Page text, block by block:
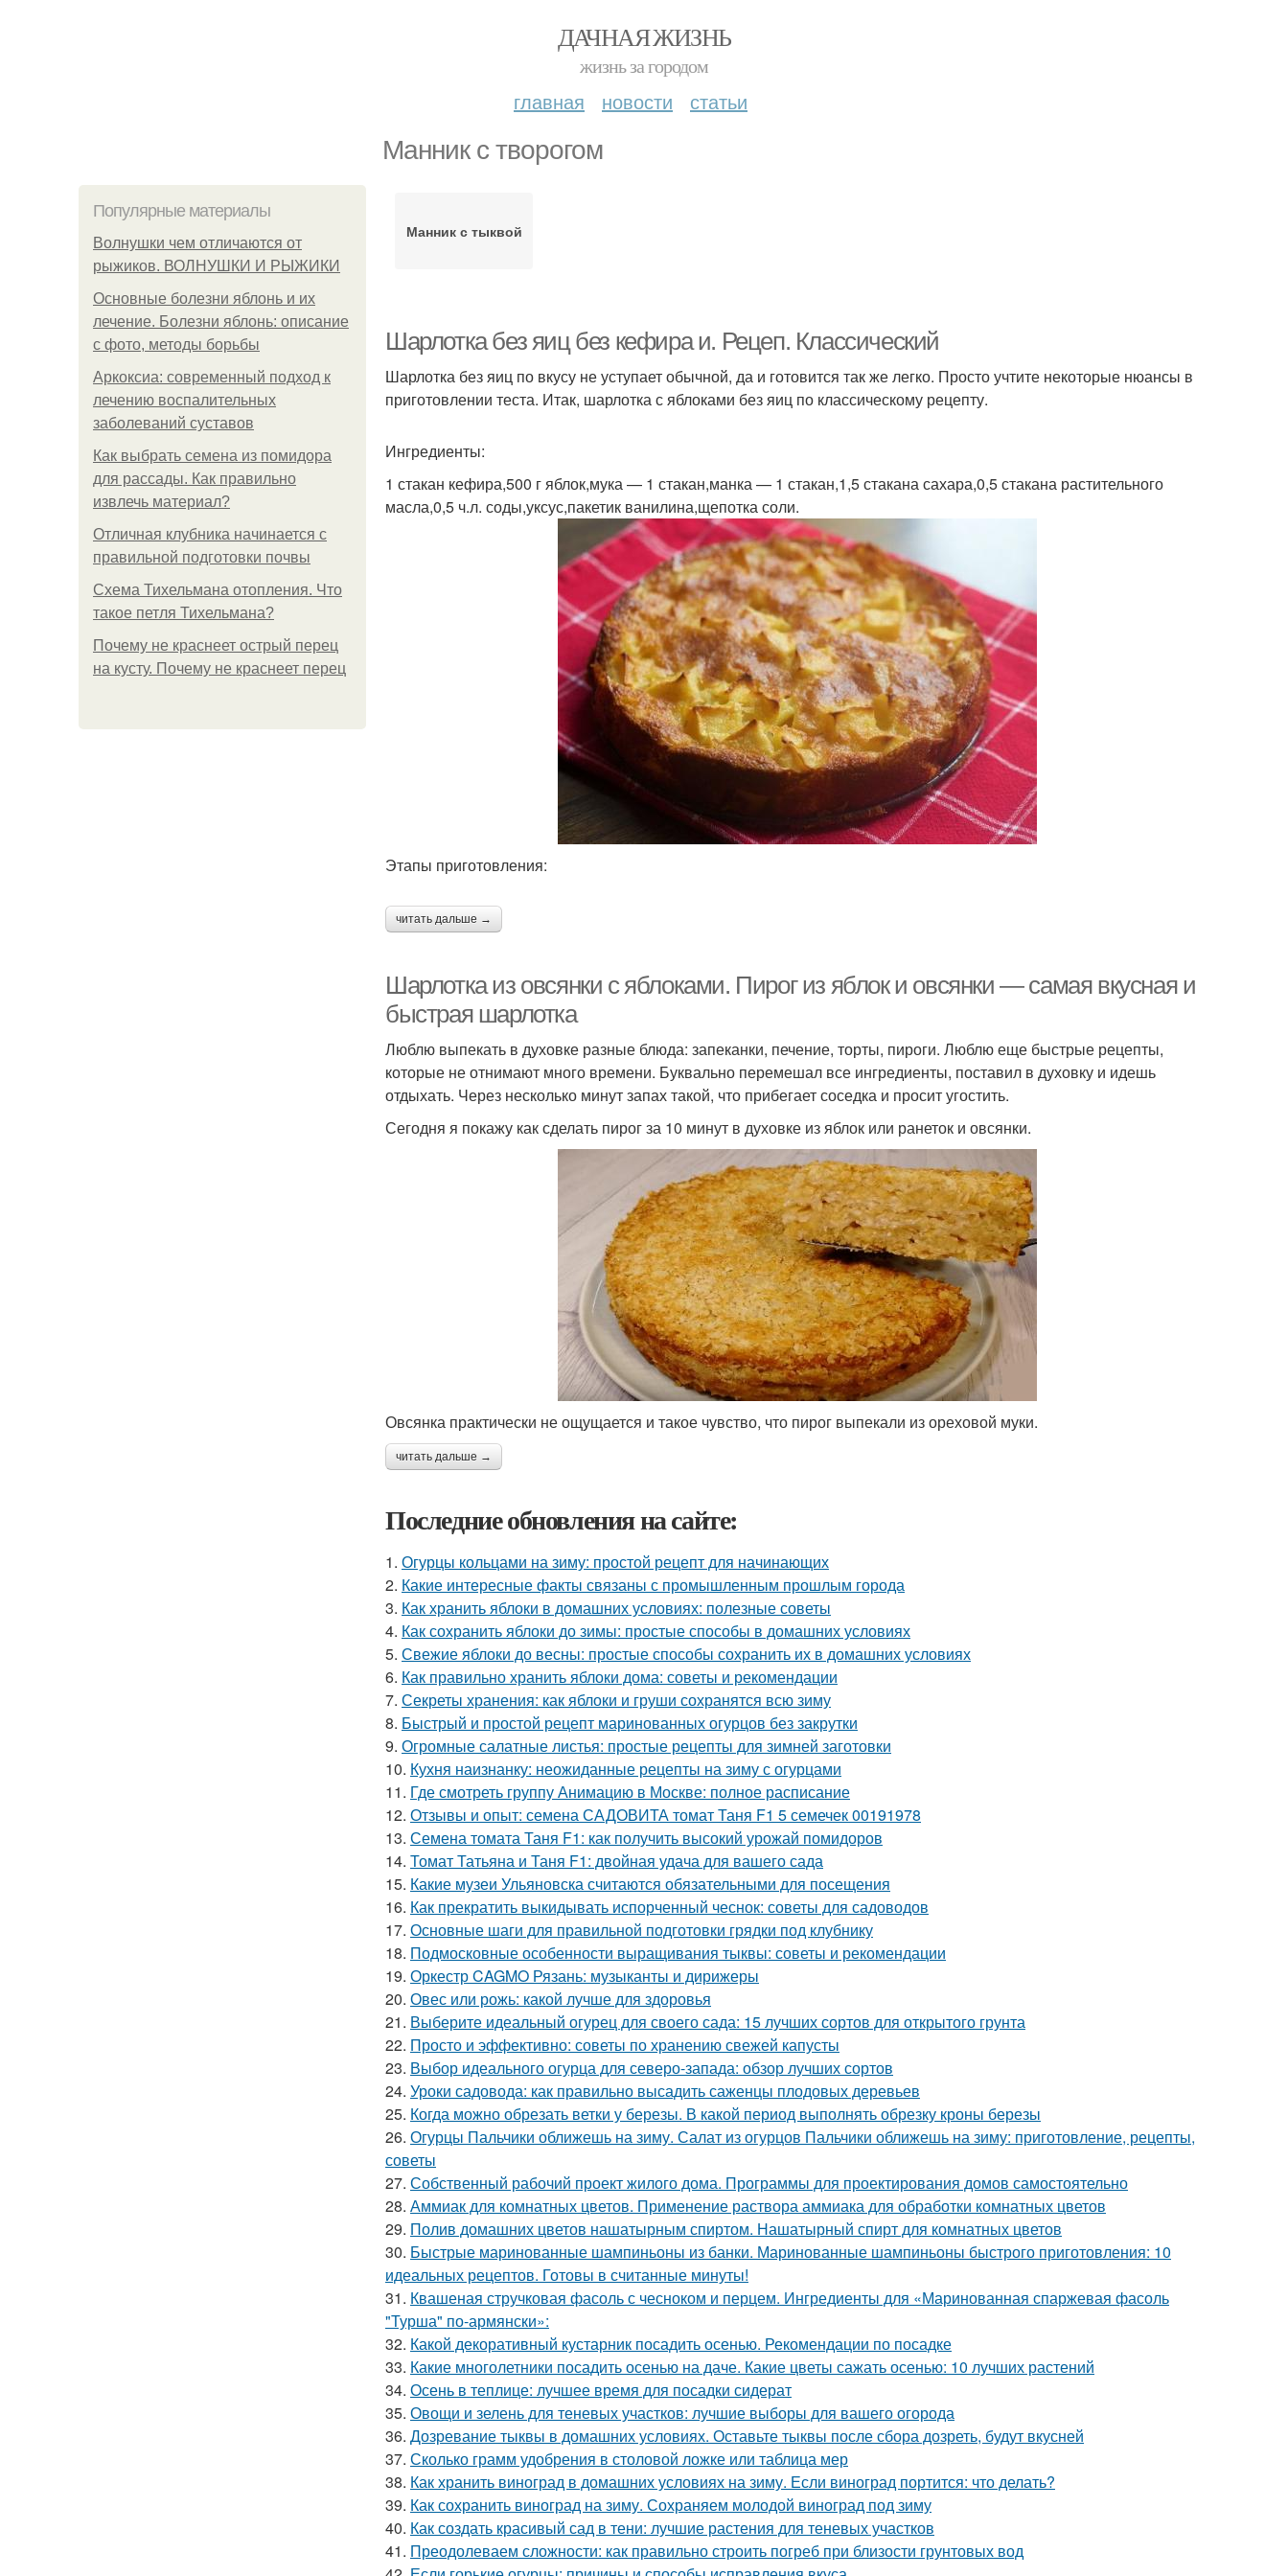
ДАЧНАЯ ЖИЗНЬ
жизнь за городом
главная новости статьи
Манник с творогом
Популярные материалы
Волнушки чем отличаются от
рыжиков. ВОЛНУШКИ И РЫЖИКИ
Основные болезни яблонь и их
лечение. Болезни яблонь: описание
с фото, методы борьбы
Аркоксиа: современный подход к
лечению воспалительных
заболеваний суставов
Как выбрать семена из помидора
для рассады. Как правильно
извлечь материал?
Отличная клубника начинается с
правильной подготовки почвы
Схема Тихельмана отопления. Что
такое петля Тихельмана?
Почему не краснеет острый перец
на кусту. Почему не краснеет перец
Манник с тыквой
Шарлотка без яиц без кефира и. Рецеп. Классический
Шарлотка без яиц по вкусу не уступает обычной, да и готовится так же легко. Просто учтите некоторые нюансы в
приготовлении теста. Итак, шарлотка с яблоками без яиц по классическому рецепту.
Ингредиенты:
1 стакан кефира,500 г яблок,мука — 1 стакан,манка — 1 стакан,1,5 стакана сахара,0,5 стакана растительного
масла,0,5 ч.л. соды,уксус,пакетик ванилина,щепотка соли.
Этапы приготовления:
читать дальше →
Шарлотка из овсянки с яблоками. Пирог из яблок и овсянки — самая вкусная и
быстрая шарлотка
Люблю выпекать в духовке разные блюда: запеканки, печение, торты, пироги. Люблю еще быстрые рецепты,
которые не отнимают много времени. Буквально перемешал все ингредиенты, поставил в духовку и идешь
отдыхать. Через несколько минут запах такой, что прибегает соседка и просит угостить.
Сегодня я покажу как сделать пирог за 10 минут в духовке из яблок или ранеток и овсянки.
Овсянка практически не ощущается и такое чувство, что пирог выпекали из ореховой муки.
читать дальше →
Последние обновления на сайте:
1. Огурцы кольцами на зиму: простой рецепт для начинающих
2. Какие интересные факты связаны с промышленным прошлым города
3. Как хранить яблоки в домашних условиях: полезные советы
4. Как сохранить яблоки до зимы: простые способы в домашних условиях
5. Свежие яблоки до весны: простые способы сохранить их в домашних условиях
6. Как правильно хранить яблоки дома: советы и рекомендации
7. Секреты хранения: как яблоки и груши сохранятся всю зиму
8. Быстрый и простой рецепт маринованных огурцов без закрутки
9. Огромные салатные листья: простые рецепты для зимней заготовки
10. Кухня наизнанку: неожиданные рецепты на зиму с огурцами
11. Где смотреть группу Анимацию в Москве: полное расписание
12. Отзывы и опыт: семена САДОВИТА томат Таня F1 5 семечек 00191978
13. Семена томата Таня F1: как получить высокий урожай помидоров
14. Томат Татьяна и Таня F1: двойная удача для вашего сада
15. Какие музеи Ульяновска считаются обязательными для посещения
16. Как прекратить выкидывать испорченный чеснок: советы для садоводов
17. Основные шаги для правильной подготовки грядки под клубнику
18. Подмосковные особенности выращивания тыквы: советы и рекомендации
19. Оркестр CAGMO Рязань: музыканты и дирижеры
20. Овес или рожь: какой лучше для здоровья
21. Выберите идеальный огурец для своего сада: 15 лучших сортов для открытого грунта
22. Просто и эффективно: советы по хранению свежей капусты
23. Выбор идеального огурца для северо-запада: обзор лучших сортов
24. Уроки садовода: как правильно высадить саженцы плодовых деревьев
25. Когда можно обрезать ветки у березы. В какой период выполнять обрезку кроны березы
26. Огурцы Пальчики оближешь на зиму. Салат из огурцов Пальчики оближешь на зиму: приготовление, рецепты,
советы
27. Собственный рабочий проект жилого дома. Программы для проектирования домов самостоятельно
28. Аммиак для комнатных цветов. Применение раствора аммиака для обработки комнатных цветов
29. Полив домашних цветов нашатырным спиртом. Нашатырный спирт для комнатных цветов
30. Быстрые маринованные шампиньоны из банки. Маринованные шампиньоны быстрого приготовления: 10
идеальных рецептов. Готовы в считанные минуты!
31. Квашеная стручковая фасоль с чесноком и перцем. Ингредиенты для «Маринованная спаржевая фасоль
"Турша" по-армянски»:
32. Какой декоративный кустарник посадить осенью. Рекомендации по посадке
33. Какие многолетники посадить осенью на даче. Какие цветы сажать осенью: 10 лучших растений
34. Осень в теплице: лучшее время для посадки сидерат
35. Овощи и зелень для теневых участков: лучшие выборы для вашего огорода
36. Дозревание тыквы в домашних условиях. Оставьте тыквы после сбора дозреть, будут вкусней
37. Сколько грамм удобрения в столовой ложке или таблица мер
38. Как хранить виноград в домашних условиях на зиму. Если виноград портится: что делать?
39. Как сохранить виноград на зиму. Сохраняем молодой виноград под зиму
40. Как создать красивый сад в тени: лучшие растения для теневых участков
41. Преодолеваем сложности: как правильно строить погреб при близости грунтовых вод